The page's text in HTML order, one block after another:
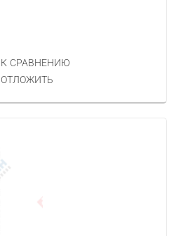
К СРАВНЕНИЮ
ОТЛОЖИТЬ